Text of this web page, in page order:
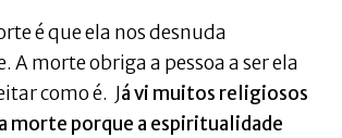
é que ela nos desnuda
A morte obriga a pessoa a ser ela
como é. Já vi muitos religiosos
morte porque a espiritualidade